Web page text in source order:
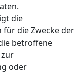
die
für die Zwecke der
betroffene
oder